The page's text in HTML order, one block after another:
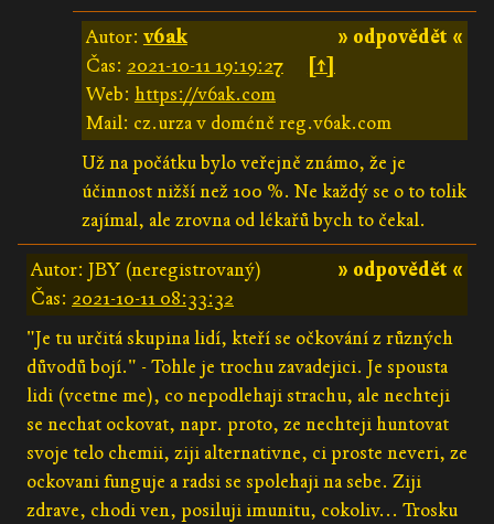
» odpovědět «
Autor: v6ak
Čas: 2021-10-11 19:19:27
[↑]
Web: https://v6ak.com
Mail: cz.urza v doméně reg.v6ak.com
Už na počátku bylo veřejně známo, že je
účinnost nižší než 100 %. Ne každý se o to tolik
zajímal, ale zrovna od lékařů bych to čekal.
» odpovědět «
Autor: JBY (neregistrovaný)
Čas: 2021-10-11 08:33:32
"Je tu určitá skupina lidí, kteří se očkování z různých
důvodů bojí." - Tohle je trochu zavadejici. Je spousta
lidi (vcetne me), co nepodlehaji strachu, ale nechteji
se nechat ockovat, napr. proto, ze nechteji huntovat
svoje telo chemii, ziji alternativne, ci proste neveri, ze
ockovani funguje a radsi se spolehaji na sebe. Ziji
zdrave, chodi ven, posiluji imunitu, cokoliv... Trosku